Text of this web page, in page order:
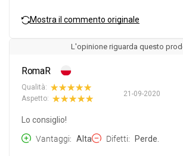
Mostra il commento originale
L'opinione riguarda questo
RomaR
21-09-2020
Qualità:
Aspetto:
Lo consiglio!
Vantaggi
Alta Difetti Perde.